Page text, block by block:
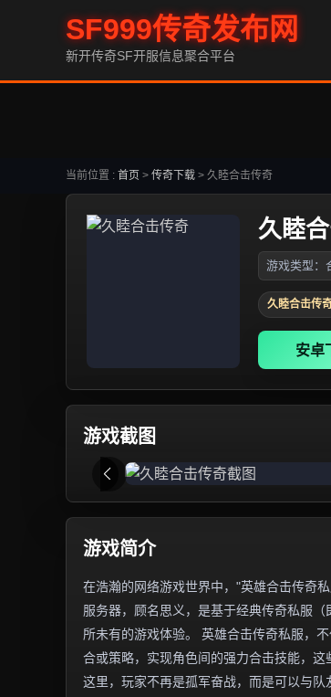
SF999传奇发布网
新开传奇SF开服信息聚合平台
当前位置 : 首页 > 传奇下载 > 久睦合击传奇
久睦
游戏类型：
久睦合击传
安卓
游戏截图
游戏简介
在浩瀚的网络游戏世界中，"英雄合击传奇
服务器，顾名思义，是基于经典传奇私服
所未有的游戏体验。 英雄合击传奇私服，
合或策略，实现角色间的强力合击技能，
这里，玩家不再是孤军奋战，而是可以与